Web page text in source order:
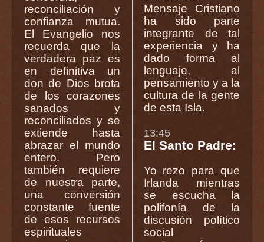
reconciliación y
confianza mutua.
El Evangelio nos
recuerda que la
verdadera paz es
en definitiva un
don de Dios brota
de los corazones
sanados y
reconciliados y se
extiende hasta
abrazar el mundo
entero. Pero
también requiere
de nuestra parte,
una conversión
constante fuente
de esos recursos
espirituales
Mensaje Cristiano
ha sido parte
integrante de tal
experiencia y ha
dado forma al
lenguaje, al
pensamiento y a la
cultura de la gente
de esta Isla.
13:45
El Santo Padre:
Yo rezo para que
Irlanda mientras
se escucha la
polifonía de la
discusión político
social